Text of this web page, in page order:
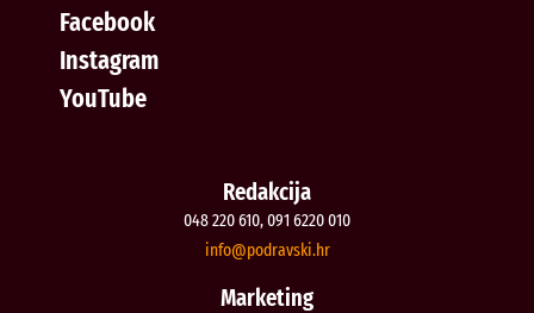
Facebook
Instagram
YouTube
Redakcija
048 220 610, 091 6220 010
rh.iksvardop
@ofni
Marketing